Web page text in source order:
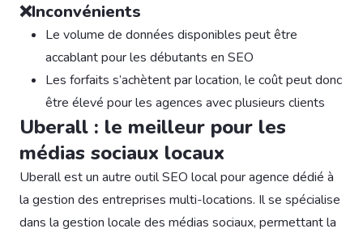
❌Inconvénients
Le volume de données disponibles peut être
accablant pour les débutants en SEO
Les forfaits s’achètent par location, le coût peut donc
être élevé pour les agences avec plusieurs clients
Uberall : le meilleur pour les
médias sociaux locaux
Uberall est un autre outil SEO local pour agence dédié à
la gestion des entreprises multi-locations. Il se spécialise
dans la gestion locale des médias sociaux, permettant la